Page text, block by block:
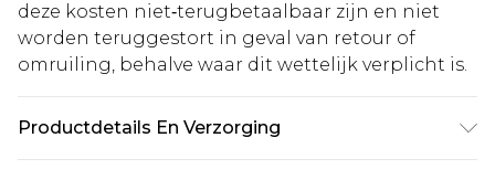
deze kosten niet‑terugbetaalbaar zijn en niet
worden teruggestort in geval van retour of
omruiling, behalve waar dit wettelijk verplicht is.
Productdetails En Verzorging